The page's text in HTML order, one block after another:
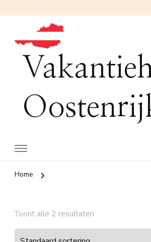
Home
Toont alle 2 resultaten